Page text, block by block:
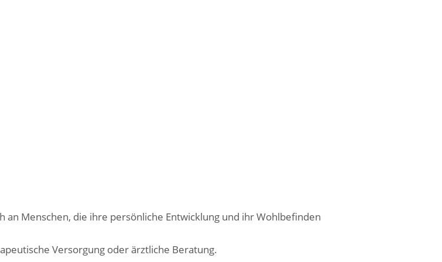
Menschen, die ihre persönliche Entwicklung und ihr Wohlbefinden
Versorgung oder ärztliche Beratung.